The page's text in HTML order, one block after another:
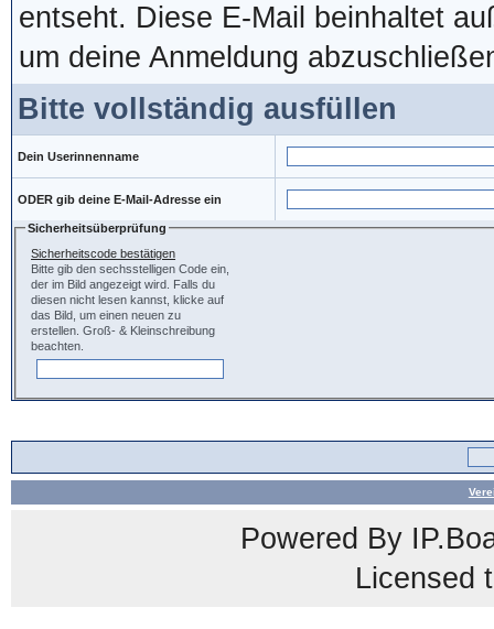
entseht. Diese E-Mail beinhaltet
um deine Anmeldung
Bitte vollständig ausfüllen
Dein Userinnenname
ODER gib deine E-Mail-Adresse ein
Sicherheitsüberprüfung
Sicherheitscode bestätigen
Bitte gib den sechsstelligen Code ein,
der im Bild angezeigt wird. Falls du
diesen nicht lesen kannst, klicke auf
das Bild, um einen neuen zu
erstellen. Groß- & Kleinschreibung
beachten.
Powered By
Licensed